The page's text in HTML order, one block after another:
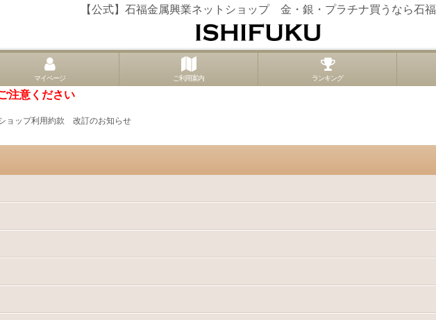
【公式】石福金属興業ネットショップ 金・銀・プラチナ買うなら石福
マイページ ご利用案内 ランキング
注意ください
ョップ利用約款 改訂のお知らせ